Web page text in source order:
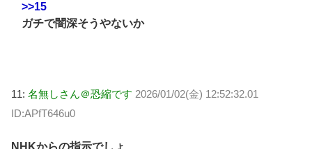
>>15
ガチで闇深そうやないか
11: 名無しさん＠恐縮です 2026/01/02(金) 12:52:32.01
ID:APfT646u0
NHKからの指示でしょ